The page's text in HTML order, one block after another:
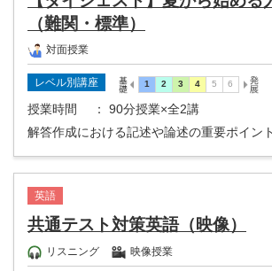
（難関・標準）
対面授業
レベル別講座
授業時間
： 90分授業×全2講
解答作成における記述や論述の重要ポイン
英語
共通テスト対策英語（映像）
リスニング 映像授業